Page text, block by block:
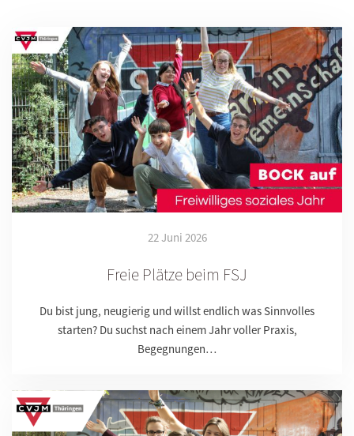
22 Juni 2026
Freie Plätze beim FSJ
Du bist jung, neugierig und willst endlich was Sinnvolles
starten? Du suchst nach einem Jahr voller Praxis,
Begegnungen…